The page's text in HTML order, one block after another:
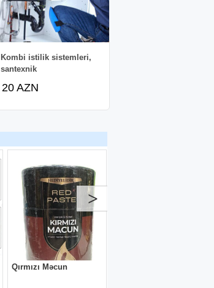
Kombi istilik sistemleri,
santexnik
20 AZN